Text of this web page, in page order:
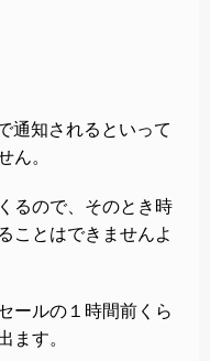
通知されるといって
ん。
るので、そのとき時
ことはできませんよ
ールの１時間前くら
ます。